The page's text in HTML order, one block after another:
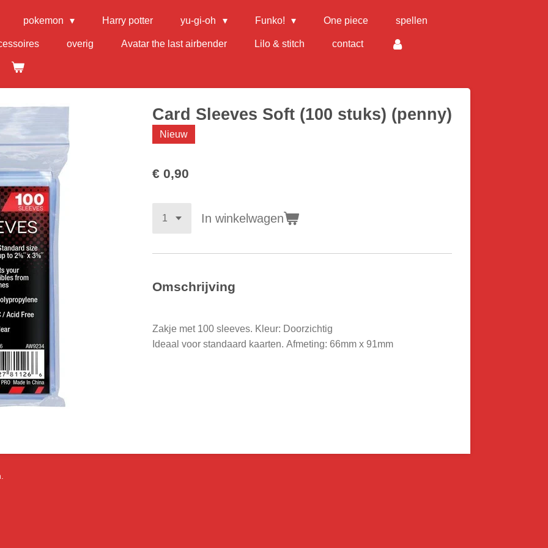
pokemon Harry potter yu-gi-oh Funko! One piece spellen
overig Avatar the last airbender Lilo & stitch contact
Card Sleeves Soft (100 stuks) (penny)
Nieuw
€ 0,90
In winkelwagen
Omschrijving
Zakje met 100 sleeves. Kleur: Doorzichtig
Ideaal voor standaard kaarten. Afmeting: 66mm x 91mm